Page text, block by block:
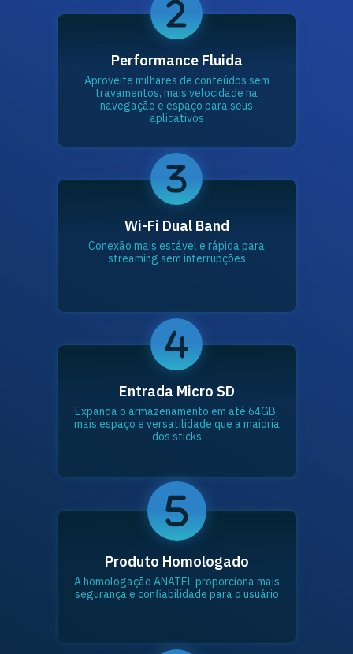
Performance Fluida
Aproveite milhares de conteúdos sem
travamentos, mais velocidade na
navegação e espaço para seus
aplicativos
Wi-Fi Dual Band
Conexão mais estável e rápida para
streaming sem interrupções
Entrada Micro SD
Expanda o armazenamento em até 64GB,
mais espaço e versatilidade que a maioria
dos sticks
Produto Homologado
A homologação ANATEL proporciona mais
segurança e confiabilidade para o usuário